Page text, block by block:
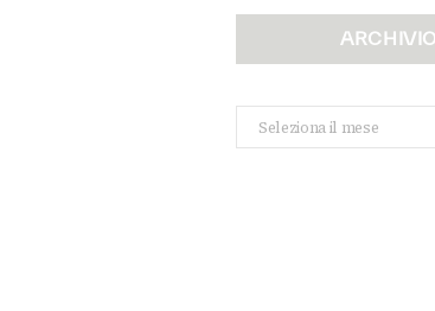
Archivio
Articoli